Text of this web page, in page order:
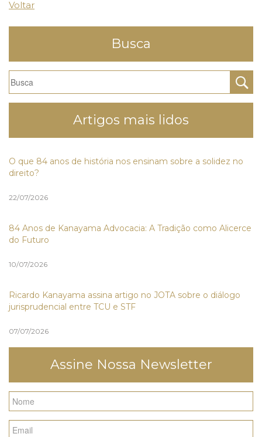
Voltar
Busca
Artigos mais lidos
O que 84 anos de história nos ensinam sobre a solidez no
direito?
22/07/2026
84 Anos de Kanayama Advocacia: A Tradição como Alicerce
do Futuro
10/07/2026
Ricardo Kanayama assina artigo no JOTA sobre o diálogo
jurisprudencial entre TCU e STF
07/07/2026
Assine Nossa Newsletter